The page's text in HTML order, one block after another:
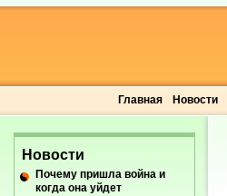
Главная Новости
Новости
Почему пришла война и
когда она уйдет